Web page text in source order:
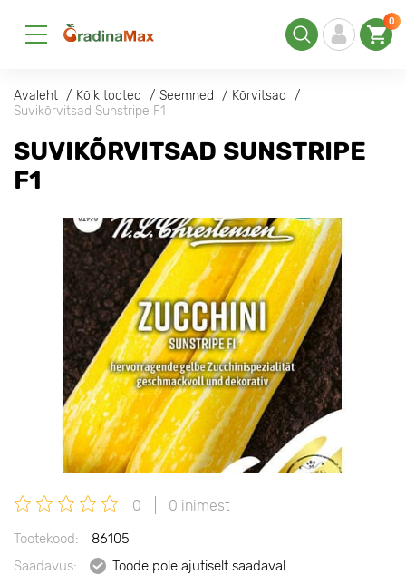
0
Avaleht Kõik tooted Seemned
Kõrvitsad
Suvikõrvitsad Sunstripe F1
SUVIKÕRVITSAD SUNSTRIPE
F1
0 0 inimest
Tootekood:
86105
Saadavus:
Toode pole ajutiselt saadaval